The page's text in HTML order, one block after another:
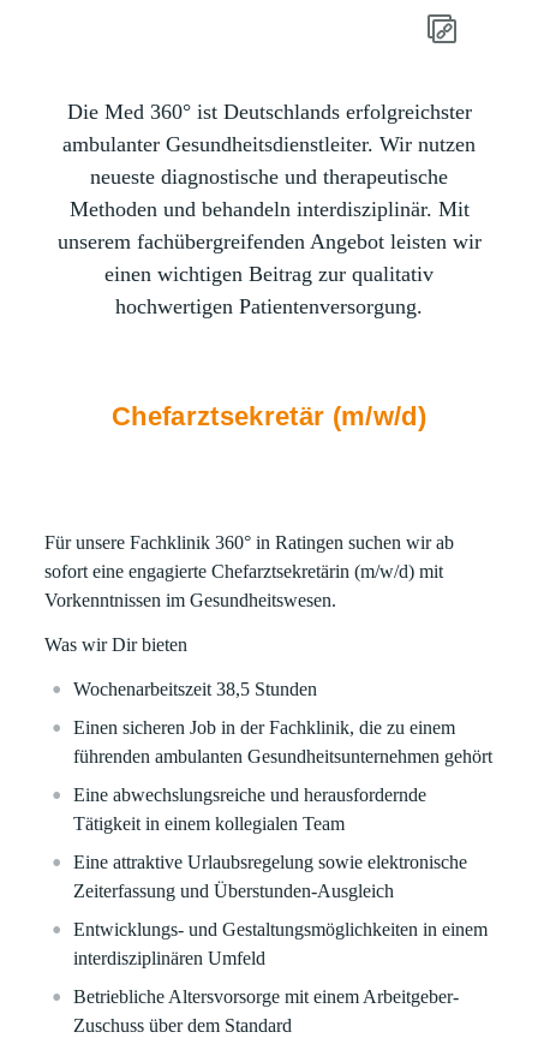
Die Med 360° ist Deutschlands erfolgreichster
ambulanter Gesundheitsdienstleiter. Wir nutzen
neueste diagnostische und therapeutische
Methoden und behandeln interdisziplinär. Mit
unserem fachübergreifenden Angebot leisten wir
einen wichtigen Beitrag zur qualitativ
hochwertigen Patientenversorgung.
Chefarztsekretär (m/w/d)
Für unsereFachklinik 360° in Ratingen suchen wir ab
sofort eine engagierte Chefarztsekretärin (m/w/d) mit
Vorkenntnissen im Gesundheitswesen.
Was wir Dir bieten
Wochenarbeitszeit 38,5 Stunden
Einen sicheren Job in der Fachklinik, die zu einem
führenden ambulanten Gesundheitsunternehmen gehört
Eine abwechslungsreiche und herausfordernde
Tätigkeit in einem kollegialen Team
Eine attraktive Urlaubsregelung sowie elektronische
Zeiterfassung und Überstunden-Ausgleich
Entwicklungs- und Gestaltungsmöglichkeiten in einem
interdisziplinären Umfeld
Betriebliche Altersvorsorge mit einem Arbeitgeber-
Zuschuss über dem Standard